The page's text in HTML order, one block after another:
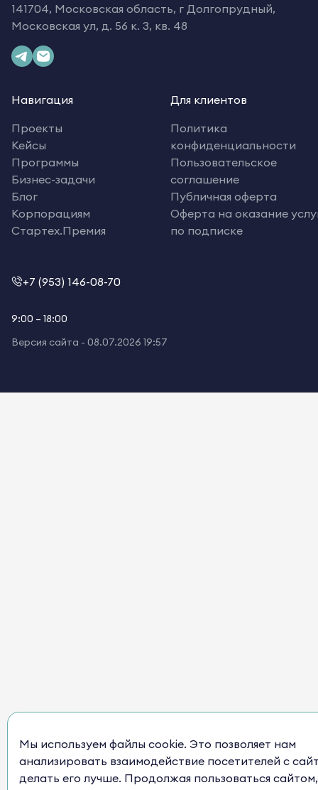
141704, Московская область, г Долгопрудный,
Московская ул, д. 56 к. 3, кв. 48
Навигация
Проекты
Кейсы
Программы
Бизнес-задачи
Блог
Корпорациям
Стартех.Премия
Для клиентов
Политика
конфиденциальности
Пользовательское
соглашение
Публичная оферта
Оферта на оказание
по подписке
+7 (953) 146-08-70
9:00 – 18:00
Версия сайта - 08.07.2026 19:57
Мы используем файлы cookie. Это позволяет нам
анализировать взаимодействие посетителей с
делать его лучше. Продолжая пользоваться